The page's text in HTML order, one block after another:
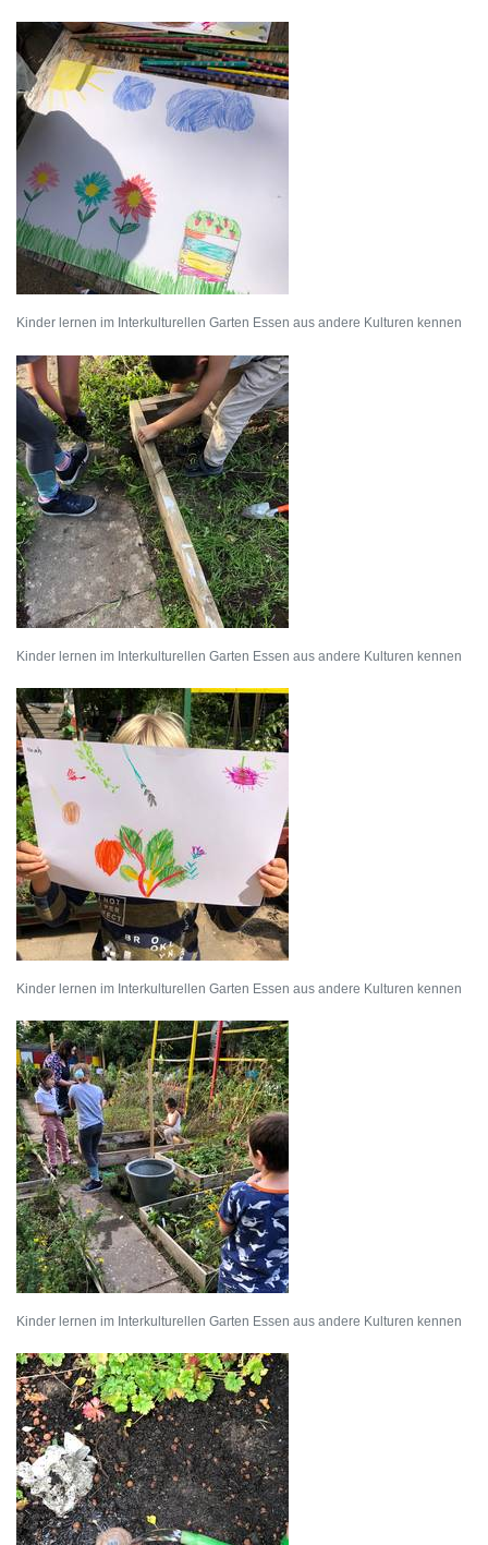
Kinder lernen im Interkulturellen Garten Essen aus andere Kulturen kennen
Kinder lernen im Interkulturellen Garten Essen aus andere Kulturen kennen
Kinder lernen im Interkulturellen Garten Essen aus andere Kulturen kennen
Kinder lernen im Interkulturellen Garten Essen aus andere Kulturen kennen